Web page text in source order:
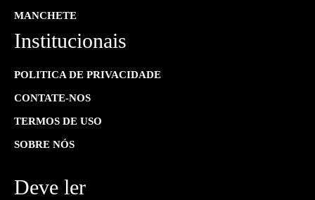
MANCHETE
Institucionais
POLITICA DE PRIVACIDADE
CONTATE-NOS
TERMOS DE USO
SOBRE NÓS
Deve ler